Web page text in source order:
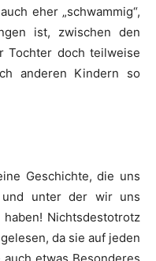
eher „schwammig“,
ist, zwischen den
Tochter doch teilweise
anderen Kindern so
Geschichte, die uns
unter der wir uns
Nichtsdestotrotz
da sie auf jeden